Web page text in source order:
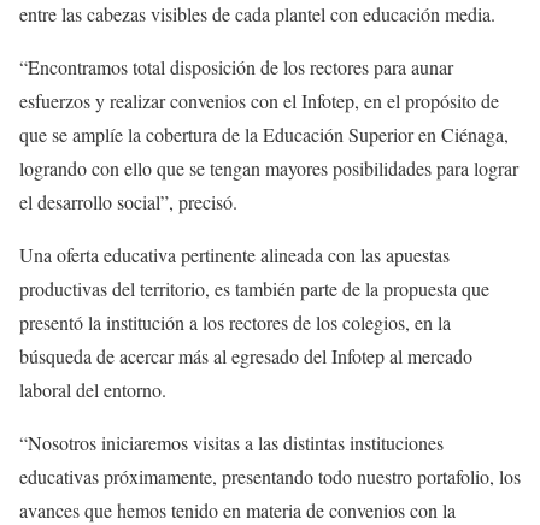
entre las cabezas visibles de cada plantel con educación media.
“Encontramos total disposición de los rectores para aunar
esfuerzos y realizar convenios con el Infotep, en el propósito de
que se amplíe la cobertura de la Educación Superior en Ciénaga,
logrando con ello que se tengan mayores posibilidades para lograr
el desarrollo social”, precisó.
Una oferta educativa pertinente alineada con las apuestas
productivas del territorio, es también parte de la propuesta que
presentó la institución a los rectores de los colegios, en la
búsqueda de acercar más al egresado del Infotep al mercado
laboral del entorno.
“Nosotros iniciaremos visitas a las distintas instituciones
educativas próximamente, presentando todo nuestro portafolio, los
avances que hemos tenido en materia de convenios con la